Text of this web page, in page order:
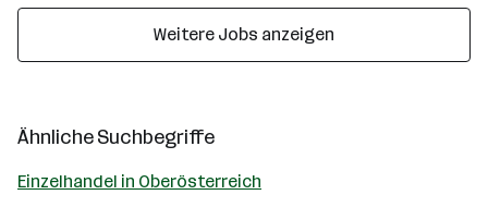
Weitere Jobs anzeigen
Ähnliche Suchbegriffe
Einzelhandel in Oberösterreich